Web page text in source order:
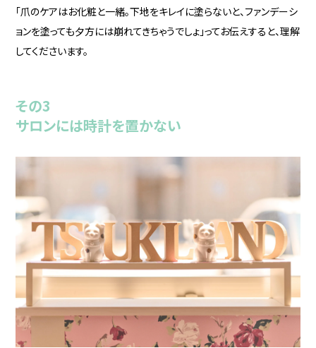
「爪のケアはお化粧と一緒。下地をキレイに塗らないと、ファンデーシ
ョンを塗っても夕方には崩れてきちゃうでしょ」ってお伝えすると、理解
してくださいます。
その3
サロンには時計を置かない